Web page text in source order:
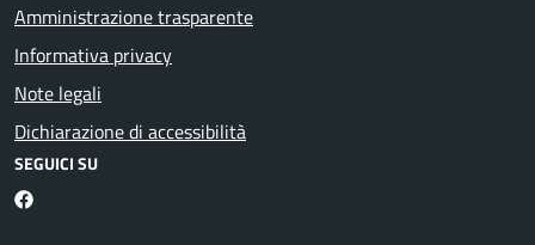
Amministrazione trasparente
Informativa privacy
Note legali
Dichiarazione di accessibilità
SEGUICI SU
Facebook